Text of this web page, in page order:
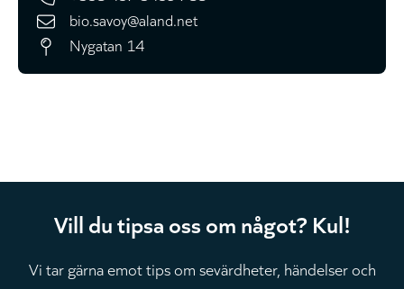
bio.savoy@aland.net
Nygatan 14
Vill du tipsa oss om något? Kul!
Vi tar gärna emot tips om sevärdheter, händelser och